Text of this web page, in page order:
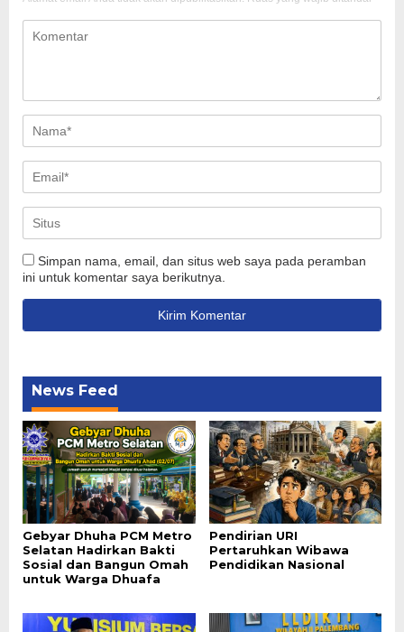
Simpan nama, email, dan situs web saya pada peramban
ini untuk komentar saya berikutnya.
News Feed
Gebyar Dhuha PCM Metro
Selatan Hadirkan Bakti
Sosial dan Bangun Omah
untuk Warga Dhuafa
Pendirian URI
Pertaruhkan Wibawa
Pendidikan Nasional